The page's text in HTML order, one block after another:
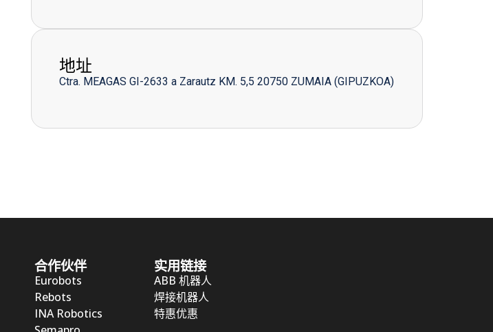
地址
Ctra. MEAGAS GI-2633 a Zarautz KM. 5,5 20750 ZUMAIA (GIPUZKOA)
合作伙伴
Eurobots
Rebots
INA Robotics
实用链接
ABB 机器人
焊接机器人
特惠优惠